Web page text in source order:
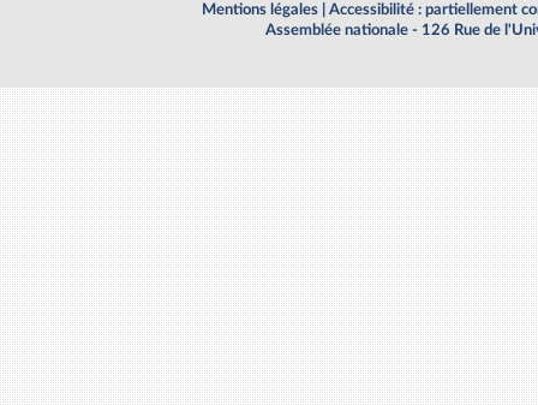
Mentions légales
Accessibilité : partiellement
Assemblée nationale - 126 Rue de